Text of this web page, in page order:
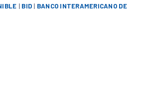
| BID | BANCO INTERAMERICANO DE